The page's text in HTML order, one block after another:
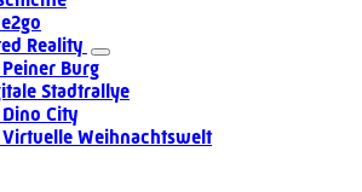
Reality
Peiner Burg
Stadtrallye
Dino City
Virtuelle Weihnachtswelt